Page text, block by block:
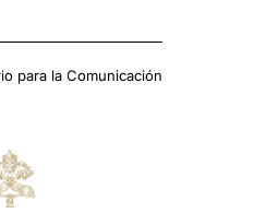
para la Comunicación